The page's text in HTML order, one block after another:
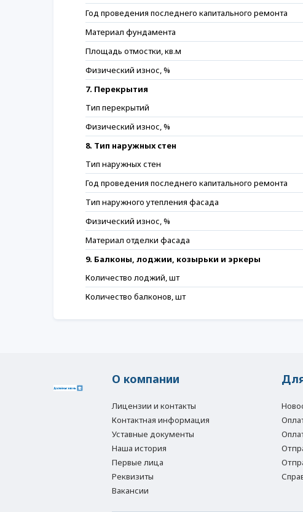
Год проведения последнего капитального ремонта
Материал фундамента
Площадь отмостки, кв.м
Физический износ, %
7. Перекрытия
Тип перекрытий
Физический износ, %
8. Тип наружных стен
Тип наружных стен
Год проведения последнего капитального ремонта
Тип наружного утепления фасада
Физический износ, %
Материал отделки фасада
9. Балконы, лоджии, козырьки и эркеры
Количество лоджий, шт
Количество балконов, шт
О компании
Лицензии и контакты
Контактная информация
Уставные документы
Наша история
Первые лица
Реквизиты
Вакансии